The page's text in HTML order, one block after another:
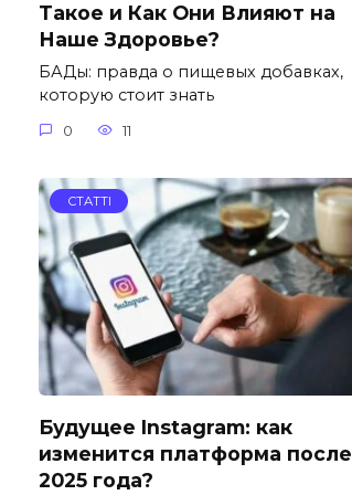
Такое и Как Они Влияют на
Наше Здоровье?
БАДы: правда о пищевых добавках,
которую стоит знать
0 11
СТАТТІ
Будущее Instagram: как
изменится платформа после
2025 года?